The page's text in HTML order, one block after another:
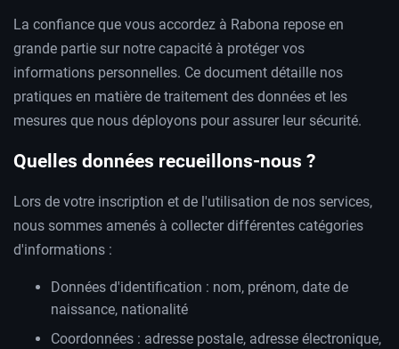
La confiance que vous accordez à Rabona repose en
grande partie sur notre capacité à protéger vos
informations personnelles. Ce document détaille nos
pratiques en matière de traitement des données et les
mesures que nous déployons pour assurer leur sécurité.
Quelles données recueillons-nous ?
Lors de votre inscription et de l'utilisation de nos services,
nous sommes amenés à collecter différentes catégories
d'informations :
Données d'identification : nom, prénom, date de
naissance, nationalité
Coordonnées : adresse postale, adresse électronique,